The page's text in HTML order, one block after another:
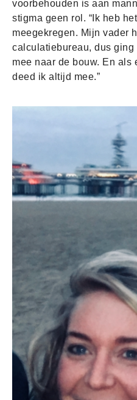
voorbehouden is aan
stigma geen rol. “Ik heb
meegekregen. Mijn vader
calculatiebureau, dus
mee naar de bouw. En als
deed ik altijd mee.”